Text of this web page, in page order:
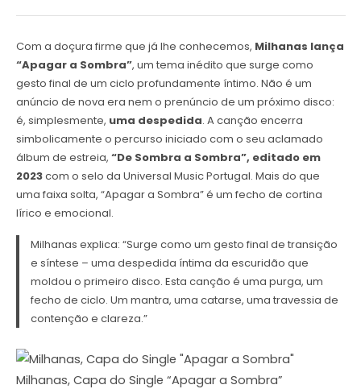
Com a doçura firme que já lhe conhecemos, Milhanas lança
“Apagar a Sombra”, um tema inédito que surge como
gesto final de um ciclo profundamente íntimo. Não é um
anúncio de nova era nem o prenúncio de um próximo disco:
é, simplesmente, uma despedida. A canção encerra
simbolicamente o percurso iniciado com o seu aclamado
álbum de estreia, “De Sombra a Sombra”, editado em
2023com o selo da Universal Music Portugal. Mais do que
uma faixa solta, “Apagar a Sombra” é um fecho de cortina
lírico e emocional.
Milhanas explica: “Surge como um gesto final de transição
e síntese – uma despedida íntima da escuridão que
moldou o primeiro disco. Esta canção é uma purga, um
fecho de ciclo. Um mantra, uma catarse, uma travessia de
contenção e clareza.”
Milhanas, Capa do Single “Apagar a Sombra”